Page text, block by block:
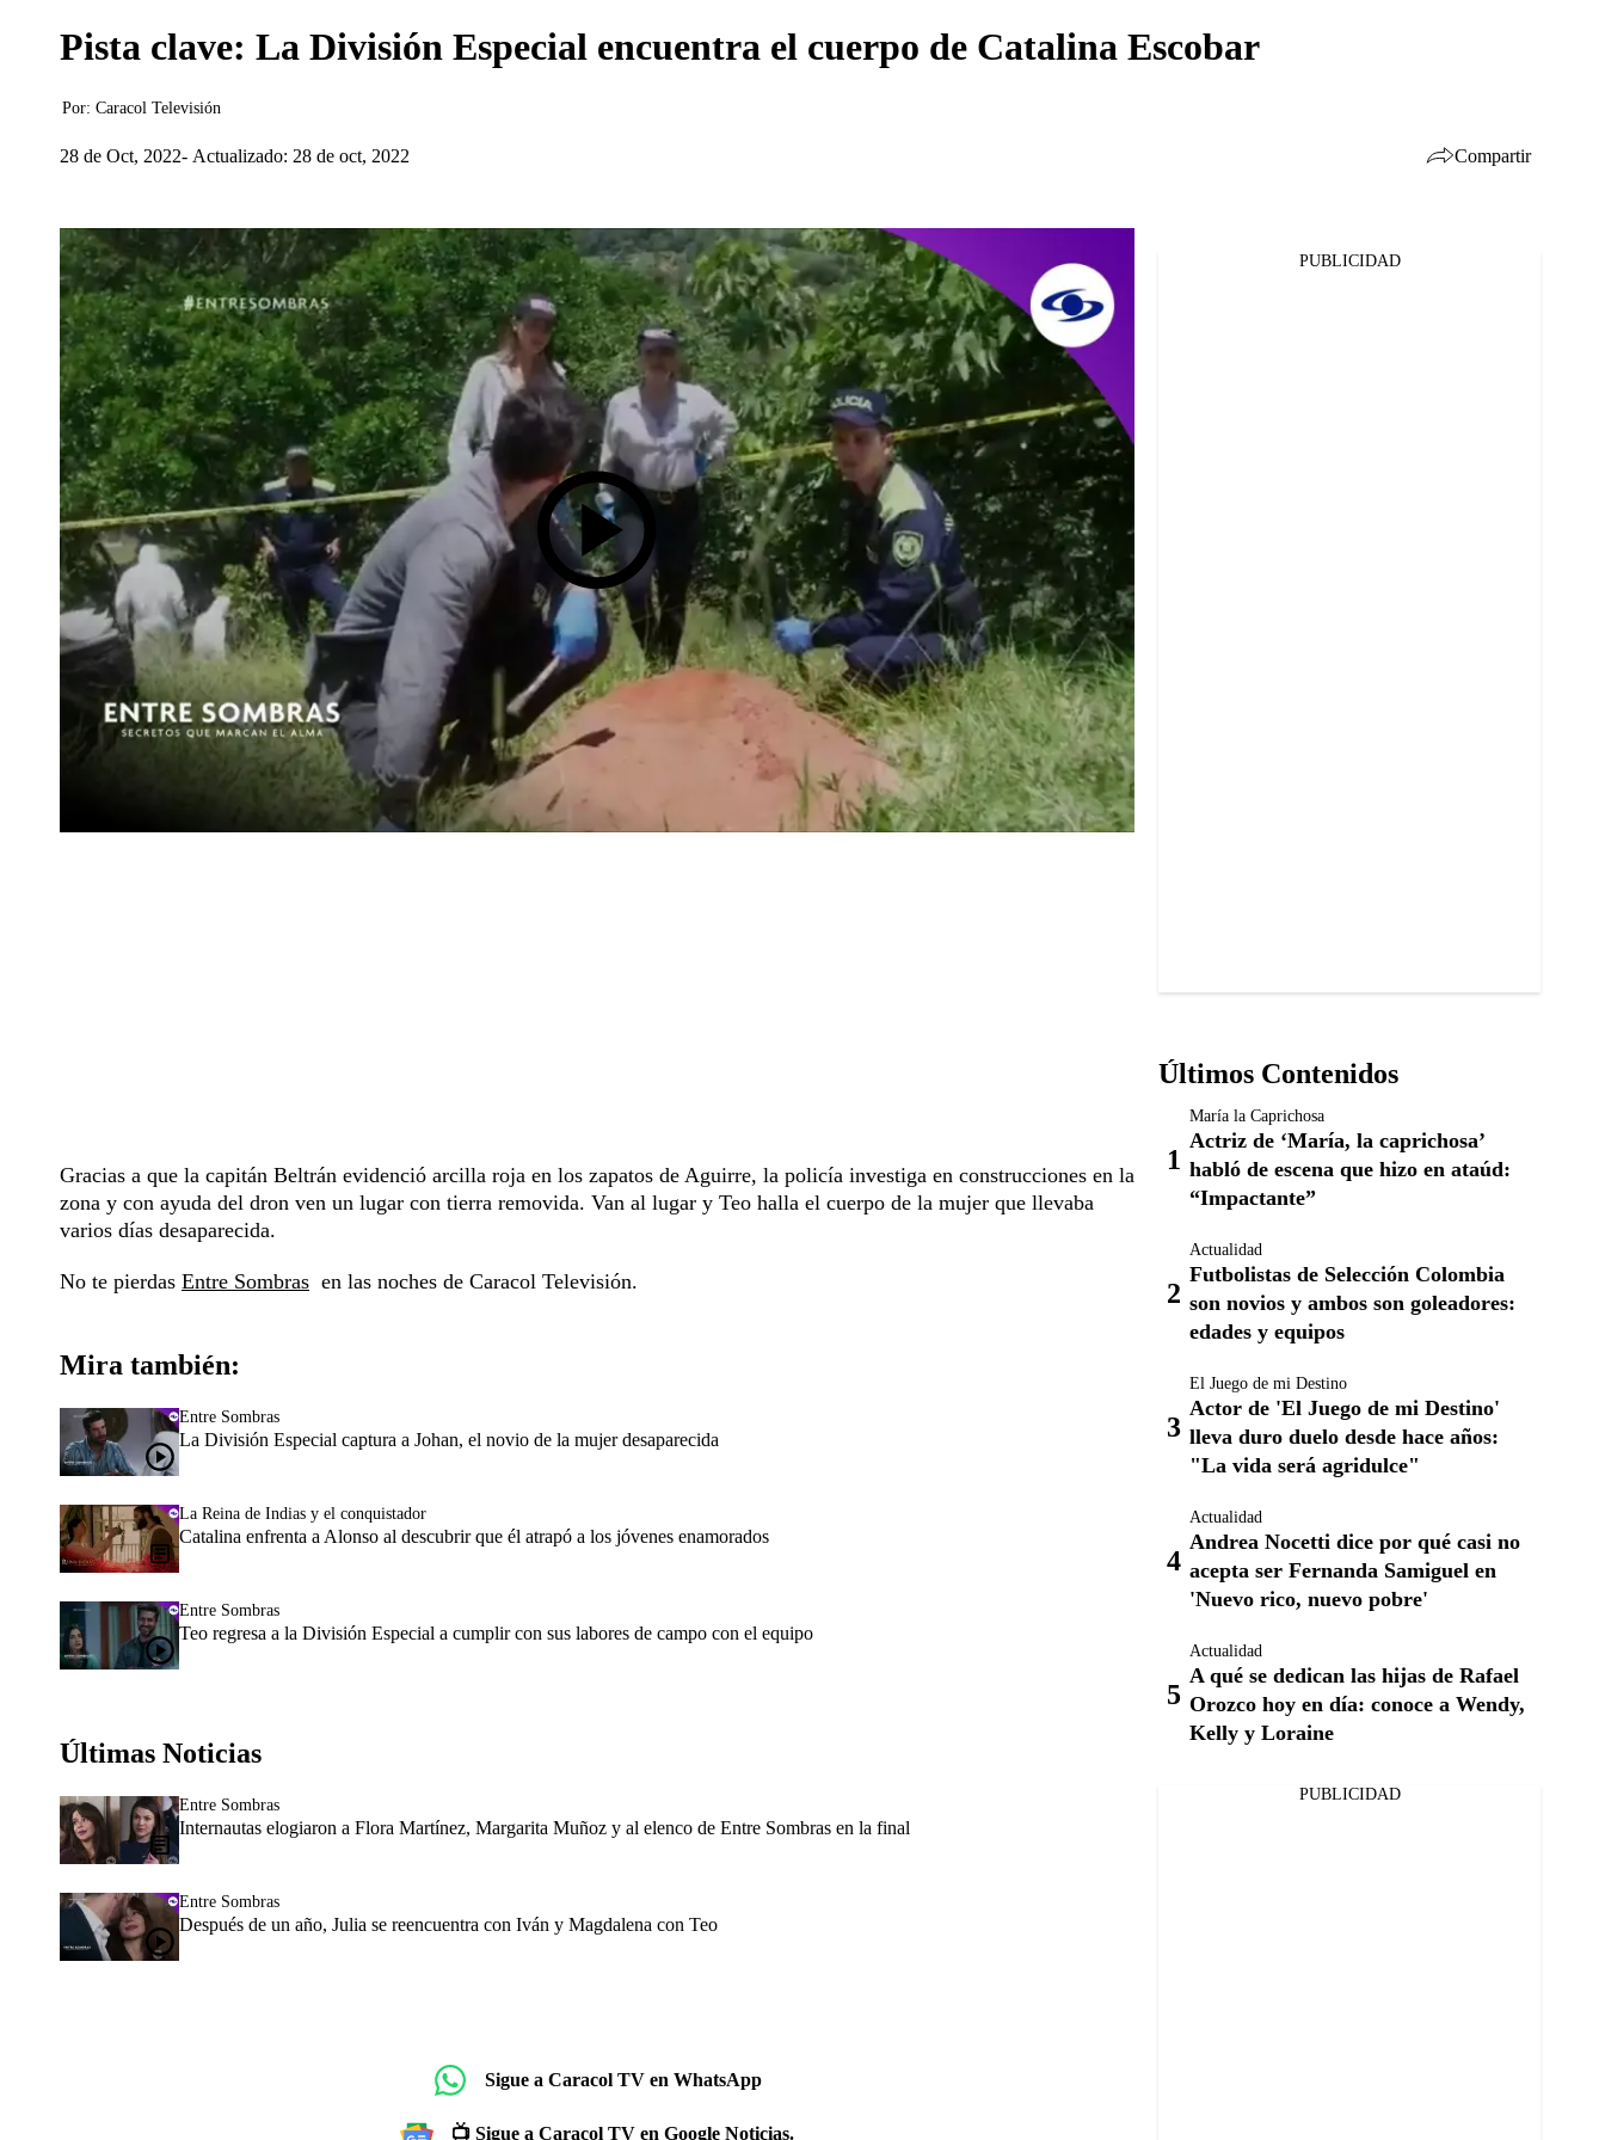
Pista clave: La División Especial encuentra el cuerpo de Catalina Escobar
Por: Caracol Televisión
28 de Oct, 2022 Actualizado: 28 de oct, 2022 Compartir
Gracias a que la capitán Beltrán evidenció arcilla roja en los zapatos de Aguirre, la policía investiga en construcciones en la
zona y con ayuda del dron ven un lugar con tierra removida. Van al lugar y Teo halla el cuerpo de la mujer que llevaba
varios días desaparecida.
No te pierdas Entre Sombras en las noches de Caracol Televisión.
Mira también:
Entre Sombras
La División Especial captura a Johan, el novio de la mujer desaparecida
La Reina de Indias y el conquistador
Catalina enfrenta a Alonso al descubrir que él atrapó a los jóvenes enamorados
Entre Sombras
Teo regresa a la División Especial a cumplir con sus labores de campo con el equipo
Últimas Noticias
Entre Sombras
Internautas elogiaron a Flora Martínez, Margarita Muñoz y al elenco de Entre Sombras en la final
Entre Sombras
Después de un año, Julia se reencuentra con Iván y Magdalena con Teo
Sigue a Caracol TV en WhatsApp
📺 Sigue a Caracol TV en Google Noticias.
PUBLICIDAD
Últimos Contenidos
María la Caprichosa
Actriz de ‘María, la caprichosa’
habló de escena que hizo en ataúd:
“Impactante”
Actualidad
Futbolistas de Selección Colombia
son novios y ambos son goleadores:
edades y equipos
El Juego de mi Destino
Actor de 'El Juego de mi Destino'
lleva duro duelo desde hace años:
"La vida será agridulce"
Actualidad
Andrea Nocetti dice por qué casi no
acepta ser Fernanda Samiguel en
'Nuevo rico, nuevo pobre'
Actualidad
A qué se dedican las hijas de Rafael
Orozco hoy en día: conoce a Wendy,
Kelly y Loraine
PUBLICIDAD